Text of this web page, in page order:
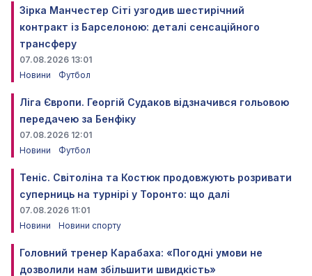
Зірка Манчестер Сіті узгодив шестирічний
контракт із Барселоною: деталі сенсаційного
трансферу
07.08.2026 13:01
Новини
Футбол
Ліга Європи. Георгій Судаков відзначився гольовою
передачею за Бенфіку
07.08.2026 12:01
Новини
Футбол
Теніс. Світоліна та Костюк продовжують розривати
суперниць на турнірі у Торонто: що далі
07.08.2026 11:01
Новини
Новини спорту
Головний тренер Карабаха: «Погодні умови не
дозволили нам збільшити швидкість»